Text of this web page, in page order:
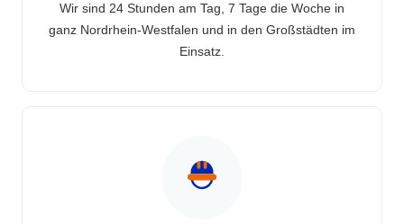
Wir sind 24 Stunden am Tag, 7 Tage die Woche in
ganz Nordrhein-Westfalen und in den Großstädten im
Einsatz.